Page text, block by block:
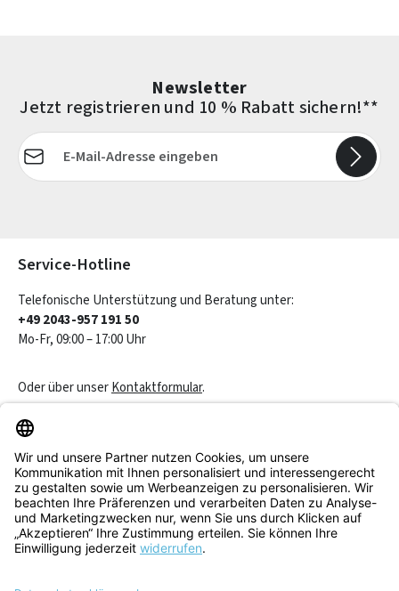
Newsletter
Jetzt registrieren und 10 % Rabatt sichern!**
E-Mail-Adresse*
Service-Hotline
Telefonische Unterstützung und Beratung unter:
+49 2043-957 191 50
Mo-Fr, 09:00 – 17:00 Uhr
Oder über unserKontaktformular.
Service & Beratung
Informationen